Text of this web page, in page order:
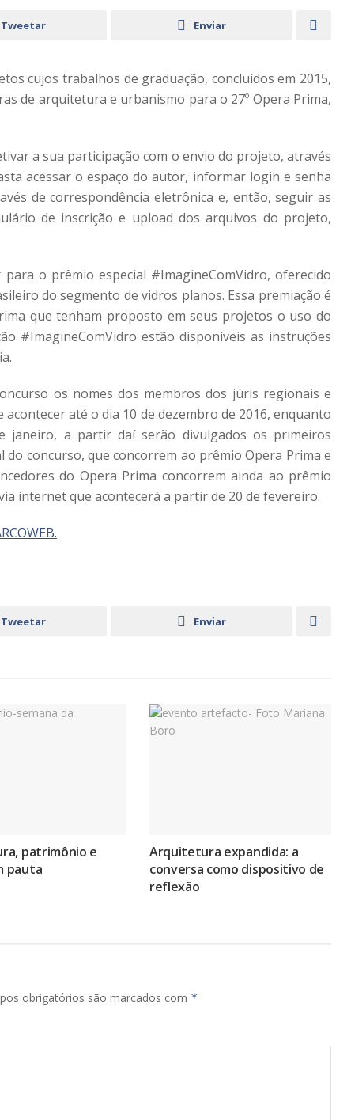
Tweetar Enviar
cujos trabalhos de graduação, concluídos em 2015,
de arquitetura e urbanismo para o 27º Opera Prima,
a sua participação com o envio do projeto, através
acessar o espaço do autor, informar login e senha
de correspondência eletrônica e, então, seguir as
de inscrição e upload dos arquivos do projeto,
o prêmio especial #ImagineComVidro, oferecido
do segmento de vidros planos. Essa premiação é
que tenham proposto em seus projetos o uso do
#ImagineComVidro estão disponíveis as instruções
os nomes dos membros dos júris regionais e
até o dia 10 de dezembro de 2016, enquanto
a partir daí serão divulgados os primeiros
concurso, que concorrem ao prêmio Opera Prima e
do Opera Prima concorrem ainda ao prêmio
internet que acontecerá a partir de 20 de fevereiro.
Tweetar Enviar
patrimônio e
pauta
Arquitetura expandida: a
conversa como dispositivo de
reflexão
obrigatórios são marcados com *